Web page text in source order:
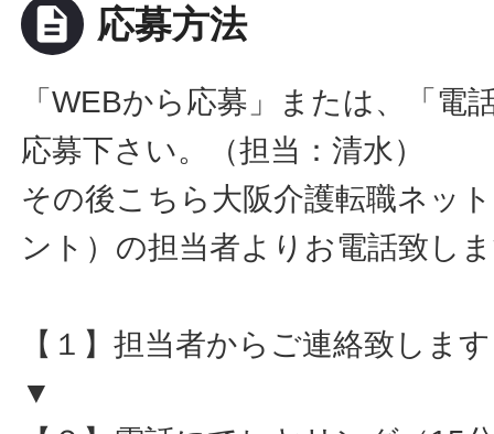
description 応募方法
「WEBから応募」または、「電
応募下さい。（担当：清水）
その後こちら大阪介護転職ネッ
ント）の担当者よりお電話致し
【１】担当者からご連絡致します
▼